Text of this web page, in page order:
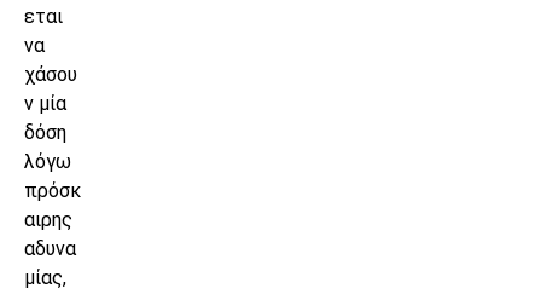
εται
να
χάσου
ν μία
δόση
λόγω
πρόσκ
αιρης
αδυνα
μίας,